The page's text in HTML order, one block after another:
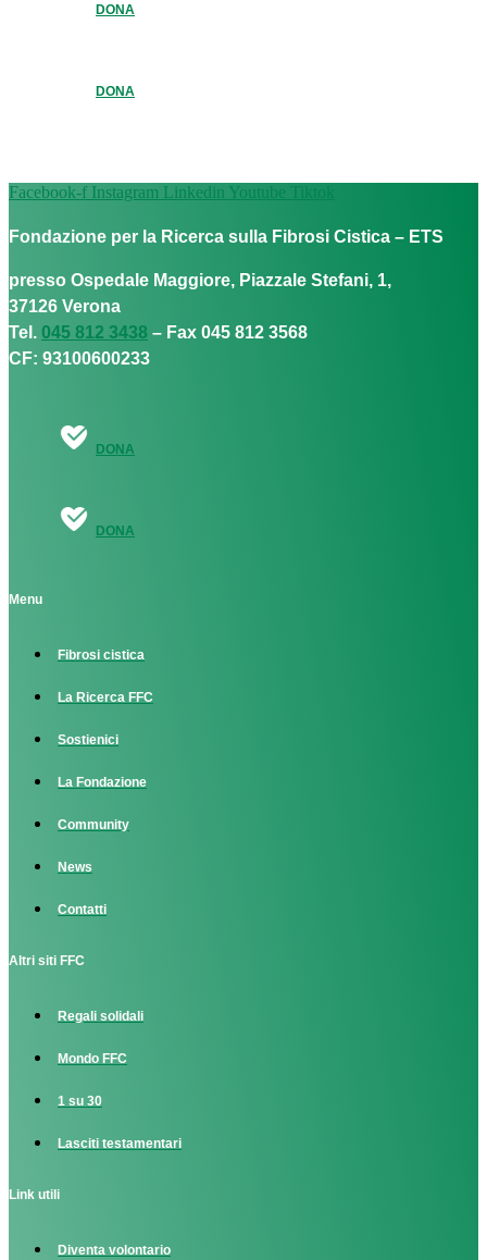
DONA
DONA
Facebook-f Instagram Linkedin Youtube Tiktok
Fondazione per la Ricerca sulla Fibrosi Cistica – ETS
presso Ospedale Maggiore, Piazzale Stefani, 1,
37126 Verona
Tel. 045 812 3438 – Fax 045 812 3568
CF: 93100600233
DONA
DONA
Menu
Fibrosi cistica
La Ricerca FFC
Sostienici
La Fondazione
Community
News
Contatti
Altri siti FFC
Regali solidali
Mondo FFC
1 su 30
Lasciti testamentari
Link utili
Diventa volontario